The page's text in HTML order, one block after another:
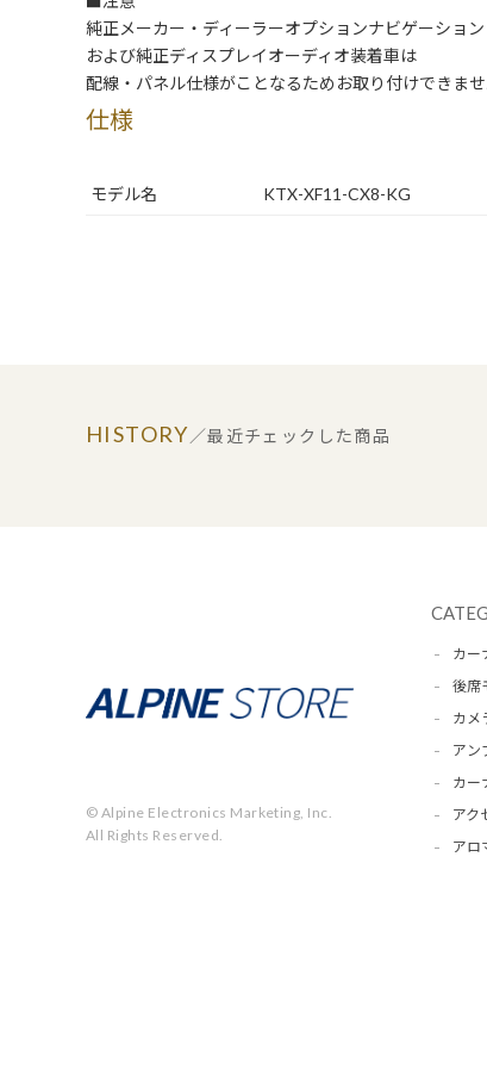
純正メーカー・ディーラーオプションナビゲーション
および純正ディスプレイオーディオ装着車は
配線・パネル仕様がことなるためお取り付けできませ
仕様
モデル名 KTX-XF11-CX8-KG
HISTORY／最近チェックした商品
© Alpine Electronics Marketing, Inc.
All Rights Reserved.
カー
後席
カメ
アン
カー
アク
アロ